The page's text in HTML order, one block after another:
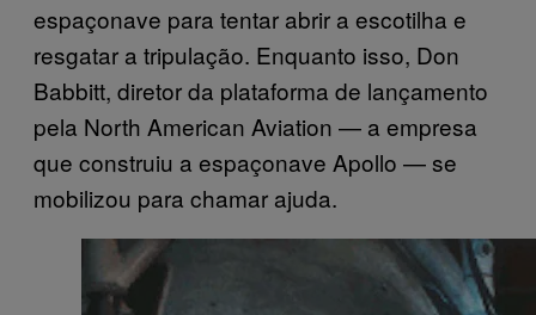
espaçonave para tentar abrir a escotilha e
resgatar a tripulação. Enquanto isso, Don
Babbitt, diretor da plataforma de lançamento
pela North American Aviation — a empresa
que construiu a espaçonave Apollo — se
mobilizou para chamar ajuda.